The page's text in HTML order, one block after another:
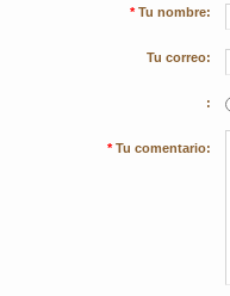
* Tu nombre:
Tu correo:
:
* Tu comentario: